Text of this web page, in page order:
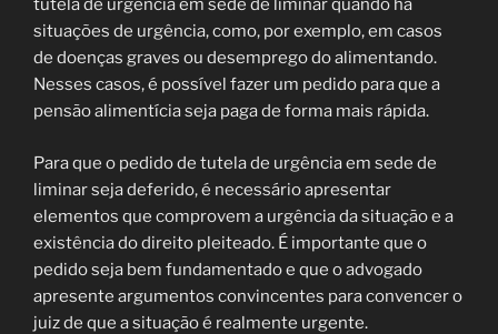
tutela de urgência em sede de liminar quando há
situações de urgência, como, por exemplo, em casos
de doenças graves ou desemprego do alimentando.
Nesses casos, é possível fazer um pedido para que a
pensão alimentícia seja paga de forma mais rápida.
Para que o pedido de tutela de urgência em sede de
liminar seja deferido, é necessário apresentar
elementos que comprovem a urgência da situação e a
existência do direito pleiteado. É importante que o
pedido seja bem fundamentado e que o advogado
apresente argumentos convincentes para convencer o
juiz de que a situação é realmente urgente.